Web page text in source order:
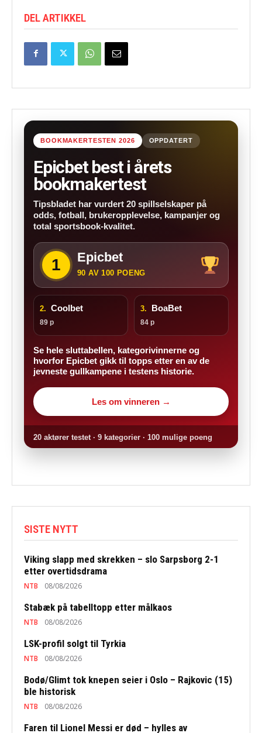
DEL ARTIKKEL
BOOKMAKERTESTEN 2026 OPPDATERT
Epicbet best i årets
bookmakertest
Tipsbladet har vurdert 20 spillselskaper på
odds, fotball, brukeropplevelse, kampanjer og
total sportsbook-kvalitet.
1 Epicbet
90 AV 100 POENG
2. Coolbet
89 p
3. BoaBet
84 p
Se hele sluttabellen, kategorivinnerne og
hvorfor Epicbet gikk til topps etter en av de
jevneste gullkampene i testens historie.
Les om vinneren →
20 aktører testet · 9 kategorier · 100 mulige poeng
SISTE NYTT
Viking slapp med skrekken – slo Sarpsborg 2-1
etter overtidsdrama
NTB 08/08/2026
Stabæk på tabelltopp etter målkaos
NTB 08/08/2026
LSK-profil solgt til Tyrkia
NTB 08/08/2026
Bodø/Glimt tok knepen seier i Oslo – Rajkovic (15)
ble historisk
NTB 08/08/2026
Faren til Lionel Messi er død – hylles av